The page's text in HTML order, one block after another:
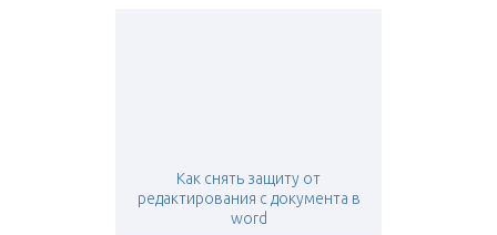
Как снять защиту от
редактирования с документа в
word